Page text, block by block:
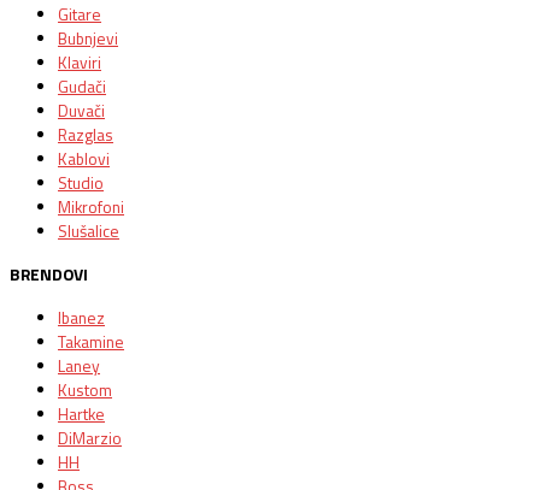
Gitare
Bubnjevi
Klaviri
Gudači
Duvači
Razglas
Kablovi
Studio
Mikrofoni
Slušalice
BRENDOVI
Ibanez
Takamine
Laney
Kustom
Hartke
DiMarzio
HH